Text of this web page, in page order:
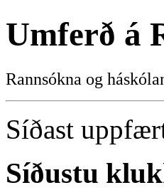
Umferð á
Rannsókna og
Síðast
Síðustu